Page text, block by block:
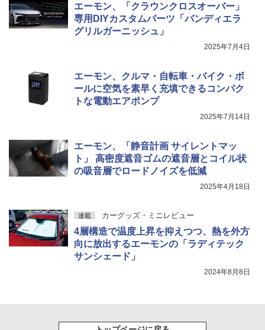
エーモン、「クラウンクロスオーバー」
専用DIYカスタムパーツ「バンディエラ
グリルガーニッシュ」
2025年7月4日
エーモン、クルマ・自転車・バイク・ボ
ールに空気を素早く充填できるコンパク
トな電動エアポンプ
2025年7月14日
エーモン、「静音計画 サイレントマッ
ト」 高密度遮音ゴムの遮音層とコイル状
の吸音層でロードノイズを低減
2025年4月18日
連載 カーグッズ・ミニレビュー
4層構造で温度上昇を抑えつつ、熱を外方
向に放出するエーモンの「ラディテック
サンシェード」
2024年8月8日